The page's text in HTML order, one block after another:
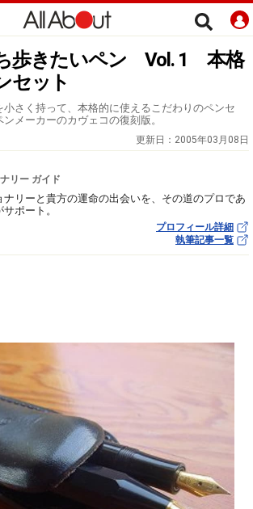
歩きたいペン Vol. 1 本格
セット
さく持って、本格的に使えるこだわりのペンセ
メーカーのカヴェコの復刻版。
更新日： 2005年03月08日
リー ガイド
ナリーと貴方の運命の出会いを、その道のプロであ
ポート。
プロフィール詳細
執筆記事一覧